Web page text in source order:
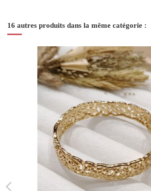
16 autres produits dans la même catégorie :